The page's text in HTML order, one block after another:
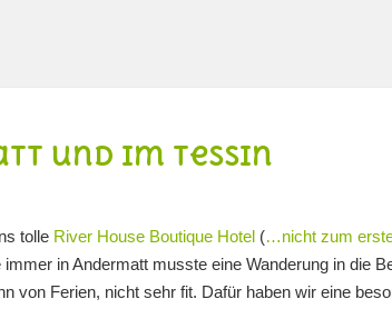
und im Tessin
tolle River House Boutique Hotel(…nicht zum
in Andermatt musste eine Wanderung in die
von Ferien, nicht sehr fit. Dafür haben wir eine